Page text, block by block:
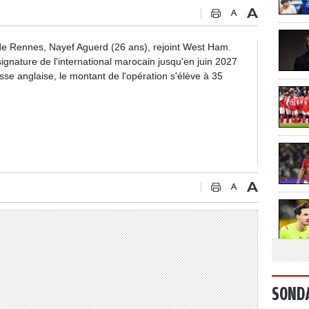
Rennes, Nayef Aguerd (26 ans), rejoint West Ham.
de l'international marocain jusqu'en juin 2027
anglaise, le montant de l'opération s'élève à 35